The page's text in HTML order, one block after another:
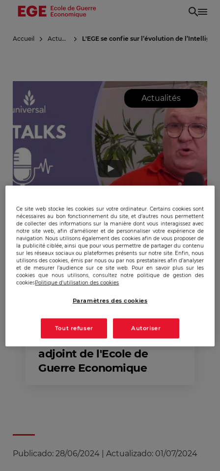
Aller
principal
Accueil Actualités L'EGE se confie sur l’évolution de
28 juin'24
L'EGE se confie sur
l’évolution de
l’Intelligence Économique
supérieur avec Charles
PAHLAWAN, directeur
adjoint de l'Ecole de
Guerre Economique
Actualités
Publicado: 28/06/2024 Actualizado: 01/07/2024
Ce site web stocke les cookies sur votre ordinateur. Certains cookies sont
nécessaires au bon fonctionnement du site, et d’autres nous permettent
de collecter des informations sur la manière dont vous interagissez avec
notre site web, afin d’améliorer et de personnaliser votre expérience de
navigation. Nous utilisons également des cookies afin de vous proposer de
la publicité ciblée, ainsi que pour vous permettre de partager du contenu
sur les réseaux sociaux ou plateformes présents sur notre site. Enfin, nous
utilisons des cookies, émis par nous ou par nos prestataires afin d’analyser
et de mesurer l’audience sur ce site web. Pour en savoir plus sur les
cookies que nous utilisons, consultez notre politique de gestion des
cookiesPolitique d'utilisation des cookies
Paramètres des cookies
Tout refuser Autoriser